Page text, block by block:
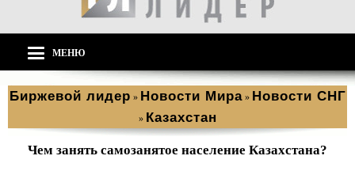
МЕНЮ
Биржевой лидер » Новости Мира » Новости СНГ
» Казахстан
Чем занять самозанятое население Казахстана?